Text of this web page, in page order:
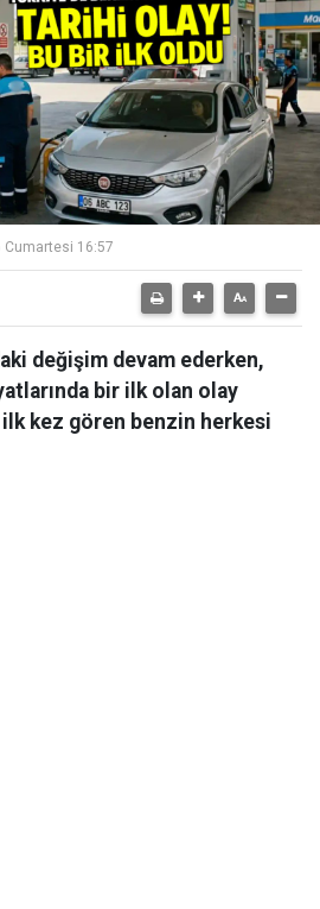
16:57
değişim devam ederken,
bir ilk olan olay
ilk kez gören benzin herkesi